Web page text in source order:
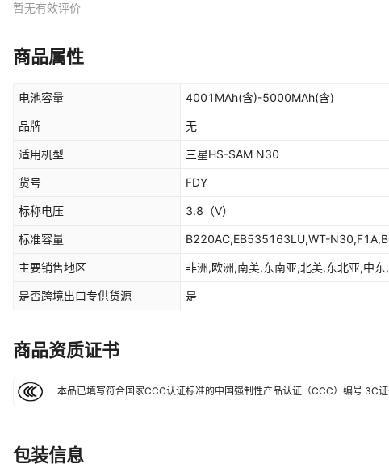
暂无有效评价
商品属性
电池容量 4001MAh(含)-5000MAh(含)
品牌 无
适用机型 三星HS-SAM N30
货号 FDY
标称电压 3.8 （V）
标准容量 B220AC,EB535163LU,WT-
主要销售地区 非洲,欧洲,南美,东南亚,北美,东北亚,中东
是否跨境出口专供货源 是
商品资质证书
本品已填写符合国家CCC认证标准的中国强制性产品认证（CCC）编号 3C
包装信息